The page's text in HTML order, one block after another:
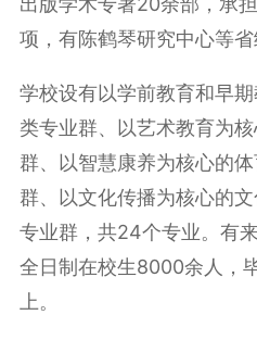
项，有陈鹤琴研究中心等省
学校设有以学前教育和早
类专业群、以艺术教育为
群、以智慧康养为核心的
群、以文化传播为核心的
专业群，共24个专业。有
全日制在校生8000余人，
上。